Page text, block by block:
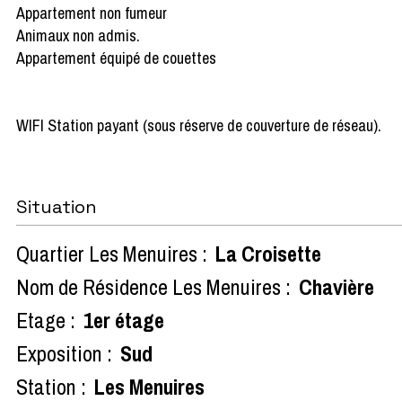
Appartement non fumeur
Animaux non admis.
Appartement équipé de couettes
WIFI Station payant (sous réserve de couverture de réseau).
Situation
Quartier Les Menuires : La Croisette
Nom de Résidence Les Menuires : Chavière
Etage : 1er étage
Exposition : Sud
Station : Les Menuires